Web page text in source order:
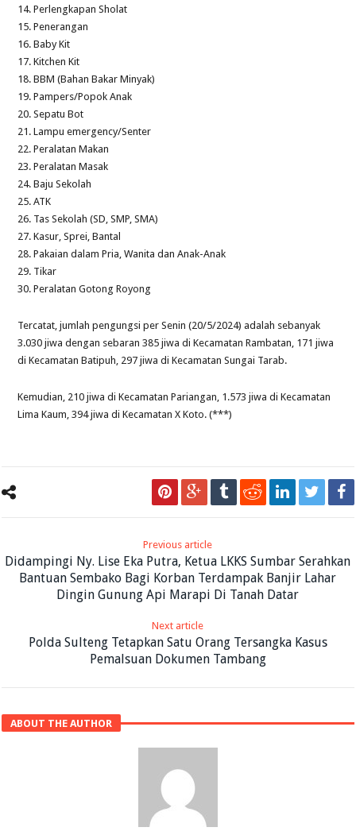
14. Perlengkapan Sholat
15. Penerangan
16. Baby Kit
17. Kitchen Kit
18. BBM (Bahan Bakar Minyak)
19. Pampers/Popok Anak
20. Sepatu Bot
21. Lampu emergency/Senter
22. Peralatan Makan
23. Peralatan Masak
24. Baju Sekolah
25. ATK
26. Tas Sekolah (SD, SMP, SMA)
27. Kasur, Sprei, Bantal
28. Pakaian dalam Pria, Wanita dan Anak-Anak
29. Tikar
30. Peralatan Gotong Royong
Tercatat, jumlah pengungsi per Senin (20/5/2024) adalah sebanyak
3.030 jiwa dengan sebaran 385 jiwa di Kecamatan Rambatan, 171 jiwa
di Kecamatan Batipuh, 297 jiwa di Kecamatan Sungai Tarab.
Kemudian, 210 jiwa di Kecamatan Pariangan, 1.573 jiwa di Kecamatan
Lima Kaum, 394 jiwa di Kecamatan X Koto. (***)
Previous article
Didampingi Ny. Lise Eka Putra, Ketua LKKS Sumbar Serahkan
Bantuan Sembako Bagi Korban Terdampak Banjir Lahar
Dingin Gunung Api Marapi Di Tanah Datar
Next article
Polda Sulteng Tetapkan Satu Orang Tersangka Kasus
Pemalsuan Dokumen Tambang
ABOUT THE AUTHOR